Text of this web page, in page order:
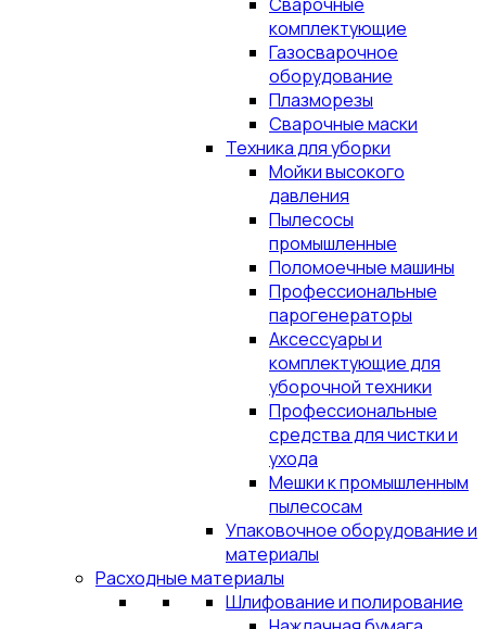
комплектующие
Газосварочное
оборудование
Плазморезы
Сварочные маски
Техника для уборки
Мойки высокого
давления
Пылесосы
промышленные
Поломоечные машины
Профессиональные
парогенераторы
Аксессуары и
комплектующие для
уборочной техники
Профессиональные
средства для чистки и
ухода
Мешки к промышленным
пылесосам
Упаковочное оборудование и
материалы
Расходные материалы
Шлифование и полирование